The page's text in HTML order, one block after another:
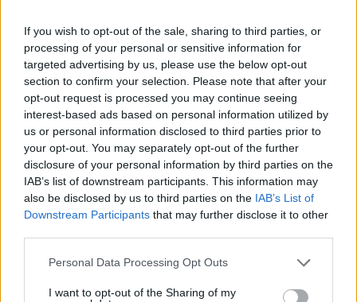
If you wish to opt-out of the sale, sharing to third parties, or
processing of your personal or sensitive information for
targeted advertising by us, please use the below opt-out
section to confirm your selection. Please note that after your
opt-out request is processed you may continue seeing
interest-based ads based on personal information utilized by
us or personal information disclosed to third parties prior to
your opt-out. You may separately opt-out of the further
disclosure of your personal information by third parties on the
IAB’s list of downstream participants. This information may
also be disclosed by us to third parties on the IAB’s List of
Downstream Participants that may further disclose it to other
Please note that this website/app uses one or more Google
not limited to your visit or usage behaviour. You may click to
Personal Data Processing Opt Outs
I want to opt-out of the Sharing of my
EMAIL
ΣΧΌΛΙΟ *